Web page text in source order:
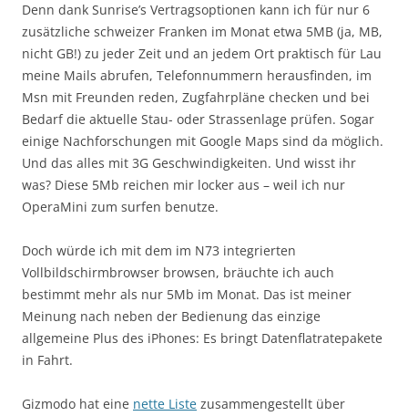
Denn dank Sunrise’s Vertragsoptionen kann ich für nur 6
zusätzliche schweizer Franken im Monat etwa 5MB (ja, MB,
nicht GB!) zu jeder Zeit und an jedem Ort praktisch für Lau
meine Mails abrufen, Telefonnummern herausfinden, im
Msn mit Freunden reden, Zugfahrpläne checken und bei
Bedarf die aktuelle Stau- oder Strassenlage prüfen. Sogar
einige Nachforschungen mit Google Maps sind da möglich.
Und das alles mit 3G Geschwindigkeiten. Und wisst ihr
was? Diese 5Mb reichen mir locker aus – weil ich nur
OperaMini zum surfen benutze.
Doch würde ich mit dem im N73 integrierten
Vollbildschirmbrowser browsen, bräuchte ich auch
bestimmt mehr als nur 5Mb im Monat. Das ist meiner
Meinung nach neben der Bedienung das einzige
allgemeine Plus des iPhones: Es bringt Datenflatratepakete
in Fahrt.
Gizmodo hat eine nette Liste zusammengestellt über